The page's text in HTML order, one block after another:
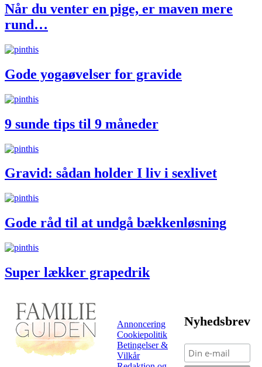
Når du venter en pige, er maven mere
rund…
Gode yogaøvelser for gravide
9 sunde tips til 9 måneder
Gravid: sådan holder I liv i sexlivet
Gode råd til at undgå bækkenløsning
Super lækker grapedrik
Annoncering
Cookiepolitik
Betingelser &
Vilkår
Nyhedsbrev